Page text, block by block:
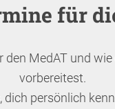
für
den MedAT und
vorbereitest.
dich persönlich